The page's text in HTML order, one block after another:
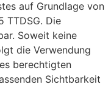
auf Grundlage von
TTDSG. Die
Soweit keine
die Verwendung
berechtigten
Sichtbarkeit